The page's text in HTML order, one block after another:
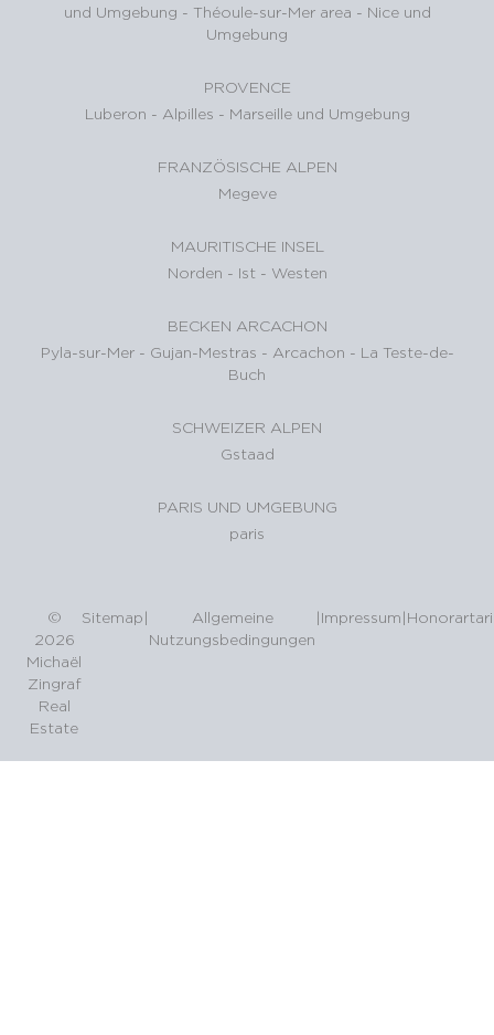
und Umgebung - Théoule-sur-Mer area - Nice und
Umgebung
PROVENCE
Luberon - Alpilles - Marseille und Umgebung
FRANZÖSISCHE ALPEN
Megeve
MAURITISCHE INSEL
Norden - Ist - Westen
BECKEN ARCACHON
Pyla-sur-Mer - Gujan-Mestras - Arcachon - La Teste-de-
Buch
SCHWEIZER ALPEN
Gstaad
PARIS UND UMGEBUNG
paris
©
2026
Michaël
Zingraf
Real
Estate
Sitemap |
Allgemeine
Nutzungsbedingungen
| Impressum |